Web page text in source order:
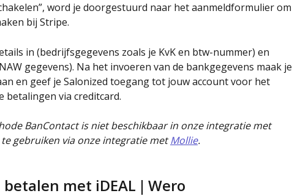
word je doorgestuurd naar het aanmeldformulier om
bij Stripe.
in (bedrijfsgegevens zoals je KvK en btw-nummer) en
gegevens). Na het invoeren van de bankgegevens maak je
en geef je Salonized toegang tot jouw account voor het
betalingen via creditcard.
BanContact is niet beschikbaar in onze integratie met
te gebruiken via onze integratie met Mollie.
met iDEAL | Wero